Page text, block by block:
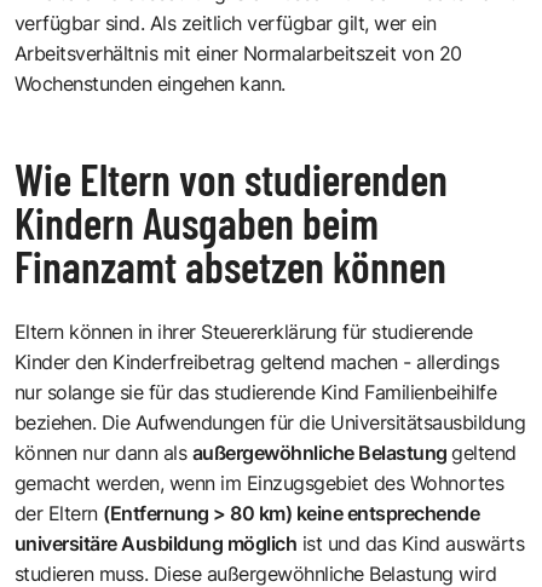
verfügbar sind. Als zeitlich verfügbar gilt, wer ein
Arbeitsverhältnis mit einer Normalarbeitszeit von 20
Wochenstunden eingehen kann.
Wie Eltern von studierenden
Kindern Ausgaben beim
Finanzamt absetzen können
Eltern können in ihrer Steuererklärung für studierende
Kinder den Kinderfreibetrag geltend machen - allerdings
nur solange sie für das studierende Kind Familienbeihilfe
beziehen. Die Aufwendungen für die Universitätsausbildung
können nur dann als außergewöhnliche Belastunggeltend
gemacht werden, wenn im Einzugsgebiet des Wohnortes
der Eltern (Entfernung > 80 km) keine entsprechende
universitäre Ausbildung möglich ist und das Kind auswärts
studieren muss. Diese außergewöhnliche Belastung wird